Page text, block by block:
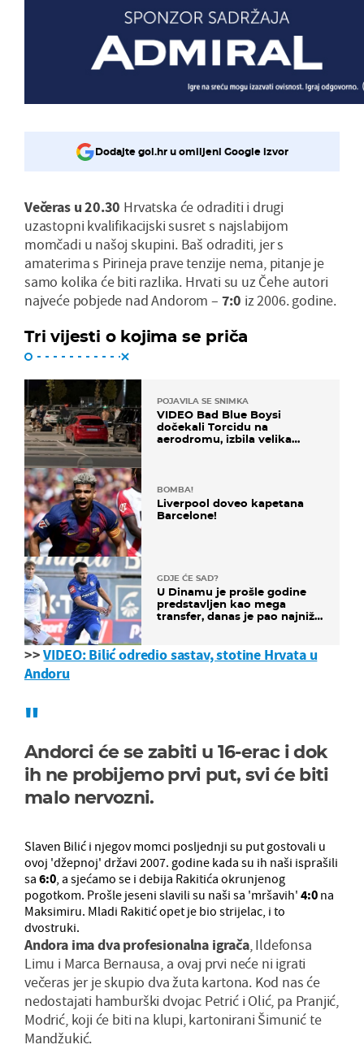
Dodajte gol.hr u omiljeni Google izvor
Večeras u 20.30 Hrvatska će odraditi i drugi
uzastopni kvalifikacijski susret s najslabijom
momčadi u našoj skupini. Baš odraditi, jer s
amaterima s Pirineja prave tenzije nema, pitanje je
samo kolika će biti razlika. Hrvati su uz Čehe autori
najveće pobjede nad Andorom – 7:0 iz 2006. godine.
Tri vijesti o kojima se priča
POJAVILA SE SNIMKA
VIDEO Bad Blue Boysi
dočekali Torcidu na
aerodromu, izbila velika
BOMBA!
Liverpool doveo kapetana
Barcelone!
GDJE ĆE SAD?
U Dinamu je prošle godine
predstavljen kao mega
transfer, danas je pao najniže
>>VIDEO: Bilić odredio sastav, stotine Hrvata u
Andoru
Andorci će se zabiti u 16-erac i dok
ih ne probijemo prvi put, svi će biti
malo nervozni.
Slaven Bilić i njegov momci posljednji su put gostovali u
ovoj 'džepnoj' državi 2007. godine kada su ih naši isprašili
sa 6:0, a sjećamo se i debija Rakitića okrunjenog
pogotkom. Prošle jeseni slavili su naši sa 'mršavih' 4:0 na
Maksimiru. Mladi Rakitić opet je bio strijelac, i to
dvostruki.
Andora ima dva profesionalna igrača, Ildefonsa
Limu i Marca Bernausa, a ovaj prvi neće ni igrati
večeras jer je skupio dva žuta kartona. Kod nas će
nedostajati hamburški dvojac Petrić i Olić, pa Pranjić,
Modrić, koji će biti na klupi, kartonirani Šimunić te
Mandžukić.